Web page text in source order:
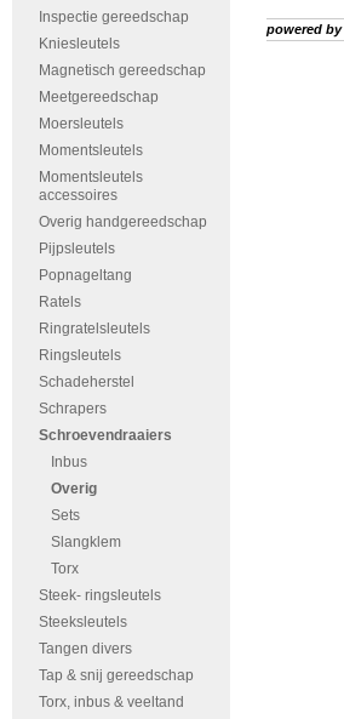
Inspectie gereedschap
Kniesleutels
Magnetisch gereedschap
Meetgereedschap
Moersleutels
Momentsleutels
Momentsleutels
accessoires
Overig handgereedschap
Pijpsleutels
Popnageltang
Ratels
Ringratelsleutels
Ringsleutels
Schadeherstel
Schrapers
Schroevendraaiers
Inbus
Overig
Sets
Slangklem
Torx
Steek- ringsleutels
Steeksleutels
Tangen divers
Tap & snij gereedschap
Torx, inbus & veeltand
powered by